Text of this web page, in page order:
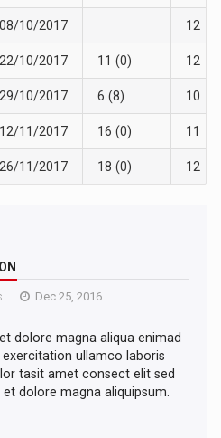
08/10/2017 12
22/10/2017 11 (0) 12
29/10/2017 6 (8) 10
12/11/2017 16 (0) 11
26/11/2017 18 (0) 12
Dec 25, 2016
dolore magna aliqua enimad
ullamco laboris
tasit amet consect elit sed
dolore magna aliquipsum.